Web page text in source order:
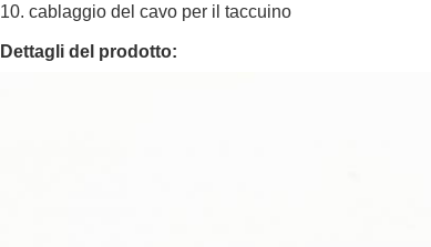
10. cablaggio del cavo per il taccuino
Dettagli del prodotto: